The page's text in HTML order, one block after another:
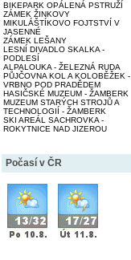
BIKEPARK OPÁLENÁ PSTRUŽÍ
ZÁMEK ŽINKOVY
MIKULÁŠTÍKOVO FOJTSTVÍ V
JASENNÉ
ZÁMEK LEŠANY
LESNÍ DIVADLO SKALKA -
PODLESÍ
ALPALOUKA - ŽELEZNÁ RUDA
PŮJČOVNA KOL A KOLOBĚŽEK -
VRBNO POD PRADĚDEM
HASIČSKÉ MUZEUM - ŽAMBERK
MUZEUM STARÝCH STROJŮ A
TECHNOLOGIÍ - ŽAMBERK
SKI AREÁL SACHROVKA -
ROKYTNICE NAD JIZEROU
Počasí v ČR